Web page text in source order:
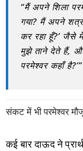
“मैं अपने शिला
गया? मैं अपने
कर रहा हूँ?’ जैसे
मुझे ताने देते हैं,
परमेश्वर कहाँ
संकट में भी परमेश्वर
कई बार दाऊद ने